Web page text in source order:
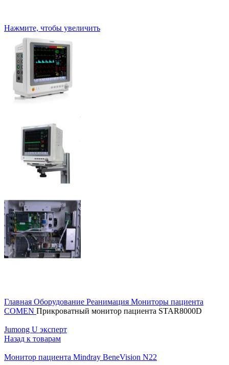
Нажмите, чтобы увеличить
Главная Оборудование Реанимация Мониторы пациента
COMEN Прикроватный монитор пациента STAR8000D
Jumong U эксперт
Назад к товарам
Монитор пациента Mindray BeneVision N22